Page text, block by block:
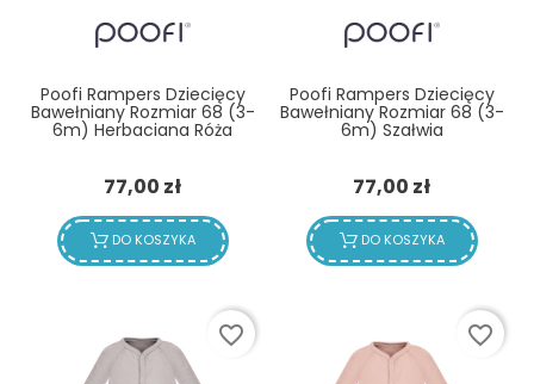
Poofi Rampers Dziecięcy
Bawełniany Rozmiar 68 (3-
6m) Herbaciana Róża
77,00 złCena
DO KOSZYKA
Poofi Rampers Dziecięcy
Bawełniany Rozmiar 68 (3-
6m) Szałwia
77,00 złCena
DO KOSZYKA
favorite_border favorite_border